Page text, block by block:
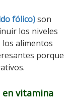
fólico)son
los niveles
los alimentos
porque
en vitamina